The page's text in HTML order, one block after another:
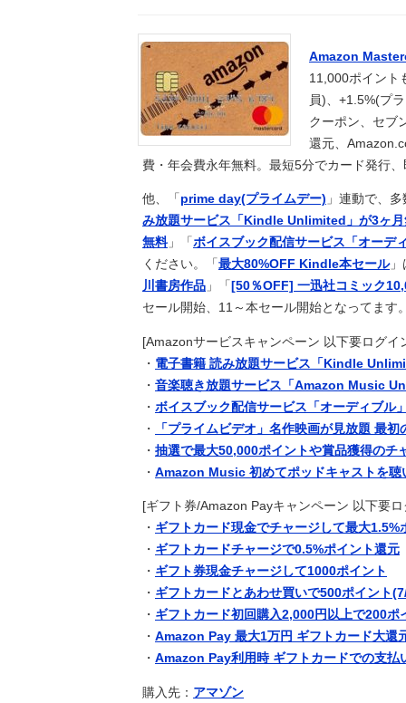
目的に出産しに来るのはおかしい！
生活 【訃報】名探偵コナン声優が死去
【悲報】最近の大谷走塁ミス
ｱﾆﾒ 『黄泉のツガイ』18話感想 怖い方
ｹﾞｰﾑ 「ポケパーク カントー」初公開！
ｹﾞｰﾑ 【ポケスリ】食材とくいは59でと
2ch 【画像】イオンモール熊本、花と
【急募】ビールとレモンサワーにお
news
高市総理「物価上昇を上回る賃上
追随する見通し
ｱﾆﾒ 再公開済み記事リスト（7月2日更
生活
【修羅場】突然、中高の友人「H
ｽﾎﾟｰﾂ
森保監督、パラグアイ戦の国歌斉
【驚愕】俺39歳、18歳の女の子を
2ch 30歳で結婚に焦ってなかった人の現
2ch 【急募】2ヶ月で体重を10kg増やす
news 「神聖なる場所です」靖国神社、境
2ch 【悲報】生活保護のヤバい「デメリ
ｽﾎﾟｰﾂ 浦和退団のMF安部裕葵、J2今治に
ｽﾎﾟｰﾂ 【速報】長友が現役続投へ！J1初
ｹﾞｰﾑ 【悲報】色んなデッキ組みたいのに
海外翻訳 日本の新宿駅が怖いネコの写真で
ｽﾎﾟｰﾂ
英国人「安心感が違う」冨安健洋
が気づく..【海外の反応】
ｽﾎﾟｰﾂ リニューアルを予告していた鹿児島
【日向坂46】髙橋未来虹さん、外
海外「ウルっときた…」これ描いて
『マリオカートワールド』はどう
Amazon
11,000ポイント
員)、+1.5%(プ
クーポン、セブ
還元、
費・年会費永年無料。最短5分でカード発行
他、「 prime day(プライムデー) 」連動で、
み放題サービス「Kindle Unlimited」が3ヶ月
無料」「 ボイスブック配信サービス「オーデ
ください。「 最大80%OFF Kindle本セール」
川書房作品 」「 [50％OFF] 一迅社コミック
セール開始、11～本セール開始となってます。
[Amazonサービスキャンペーン 以下要ログイ
・ 電子書籍 読み放題サービス「Kindle
・ 音楽聴き放題サービス「Amazon Music
・ ボイスブック配信サービス「オーディブル
・
「プライムビデオ」名作映画が見放題 最初
・ 抽選で最大50,000ポイントや賞品獲得のチ
・ Amazon Music 初めてポッドキャストを聴
[ギフト券/Amazon Payキャンペーン 以下要ロ
・ ギフトカード現金でチャージして最大1.5%
・ ギフトカードチャージで0.5%ポイント還元
・ ギフト券現金チャージして1000ポイント
・ ギフトカードとあわせ買いで500ポイント
・ ギフトカード初回購入2,000円以上で200ポ
・ Amazon Pay 最大1万円 ギフトカード大還
・ Amazon Pay利用時 ギフトカードでの支払
購入先： アマゾン